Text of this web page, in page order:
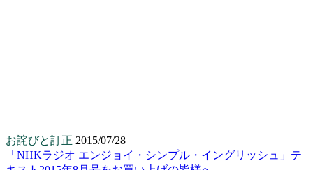
お詫びと訂正 2015/07/28
「NHKラジオ エンジョイ・シンプル・イングリッシュ」テ